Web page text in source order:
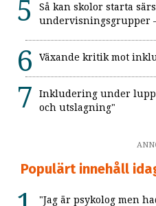
Så kan skolor starta
undervisningsgrupper
Växande kritik mot
Inkludering under
och utslagning"
Populärt innehåll
"Jag är psykolog men